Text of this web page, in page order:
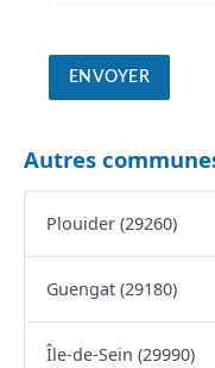
Autres
Plouider (29260)
Guengat (29180)
Île-de-Sein (29990)